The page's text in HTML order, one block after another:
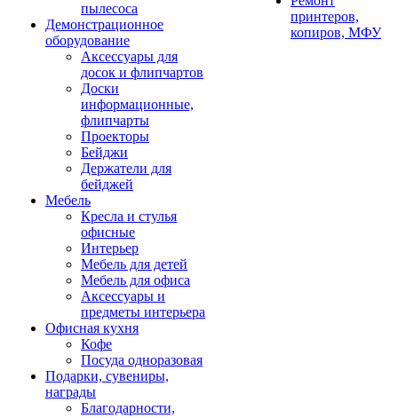
пылесоса
Демонстрационное
оборудование
Аксессуары для
досок и флипчартов
Доски
информационные,
флипчарты
Проекторы
Бейджи
Держатели для
бейджей
Мебель
Кресла и стулья
офисные
Интерьер
Мебель для детей
Мебель для офиса
Аксессуары и
предметы интерьера
Офисная кухня
Кофе
Посуда одноразовая
Подарки, сувениры,
награды
Благодарности,
принтеров,
копиров, МФУ